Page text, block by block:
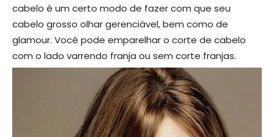
cabelo é um certo modo de fazer com que seu
cabelo grosso olhar gerenciável, bem como de
glamour. Você pode emparelhar o corte de cabelo
com o lado varrendo franja ou sem corte franjas.